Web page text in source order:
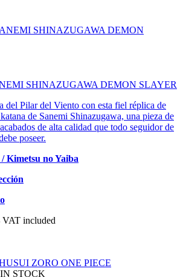
SHINAZUGAWA DEMON SLAYER
del Pilar del Viento con esta fiel réplica de
de Sanemi Shinazugawa, una pieza de
de alta calidad que todo seguidor de
poseer.
Kimetsu no Yaiba
VAT included
STOCK